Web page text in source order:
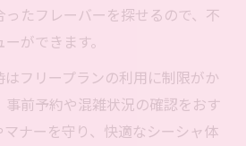
たフレーバーを探せるので、不
ができます。
フリープランの利用に制限がか
事前予約や混雑状況の確認をおす
ナーを守り、快適なシーシャ体